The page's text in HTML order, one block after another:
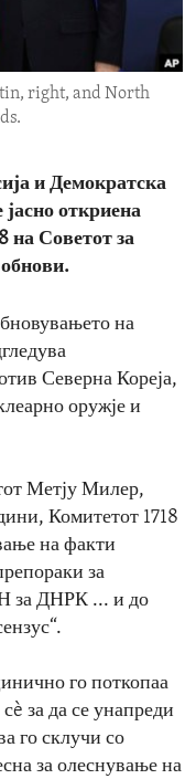
right, and North
и Демократска
откриена
на Советот за
на
Северна Кореја,
оружје и
Метју Милер,
Комитетот 1718
на факти
за
за ДНРК ... и до
го поткопаа
за да се унапреди
го склучи со
за олеснување на